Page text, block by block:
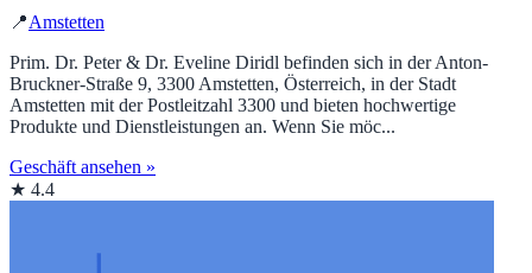
📍Amstetten
Prim. Dr. Peter & Dr. Eveline Diridl befinden sich in der Anton-
Bruckner-Straße 9, 3300 Amstetten, Österreich, in der Stadt
Amstetten mit der Postleitzahl 3300 und bieten hochwertige
Produkte und Dienstleistungen an. Wenn Sie möc...
Geschäft ansehen »
★ 4.4